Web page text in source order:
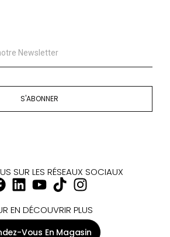
S'ABONNER
SUR LES RÉSEAUX SOCIAUX
EN DÉCOUVRIR PLUS
Vous En Magasin